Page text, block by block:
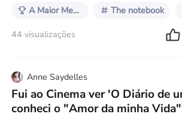
A Maior Mentira do Cinema que Você Caiu The notebook
44 visualizações
Anne Saydelles
Fui ao Cinema ver 'O Diário de
conheci o "Amor da minha